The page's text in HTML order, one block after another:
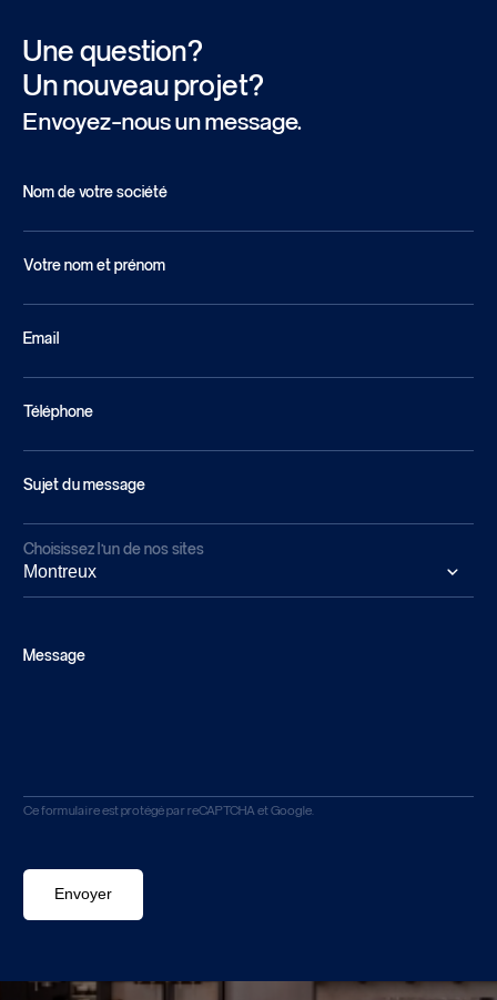
Une question?
Un nouveau projet?
Envoyez-nous un message.
Nom de votre société
Votre nom et prénom
Email
Téléphone
Sujet du message
Choisissez l’un de nos sites
Message
Ce formulaire est protégé par reCAPTCHA et Google.
Envoyer
Envoyer